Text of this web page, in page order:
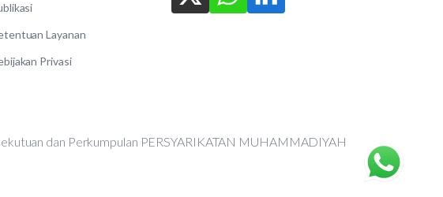
Layanan
Privasi
dan Perkumpulan PERSYARIKATAN MUHAMMADIYAH